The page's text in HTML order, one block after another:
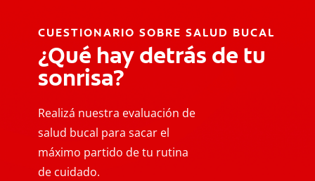
CUESTIONARIO SOBRE SALUD BUCAL
¿Qué hay detrás de tu
sonrisa?
Realizá nuestra evaluación de
salud bucal para sacar el
máximo partido de tu rutina
de cuidado.